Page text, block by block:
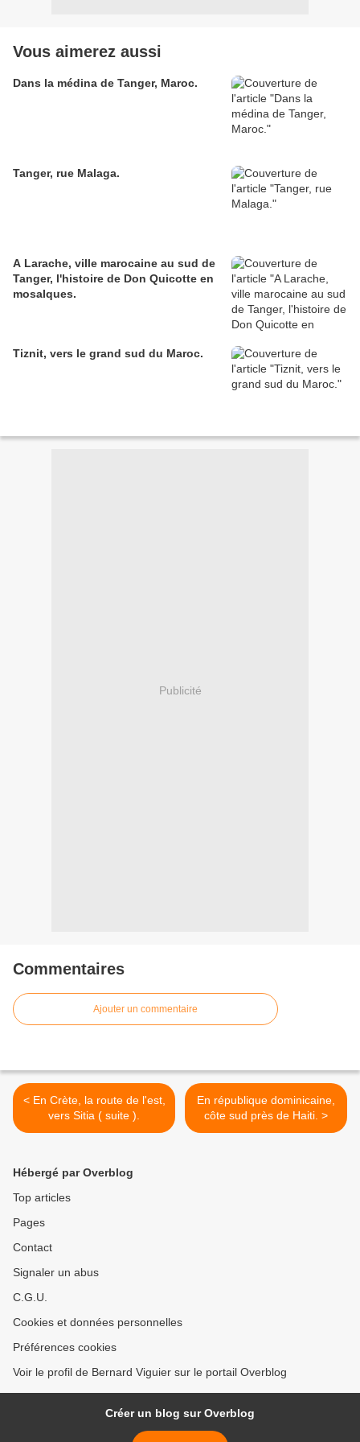
Vous aimerez aussi
Dans la médina de Tanger, Maroc.
Tanger, rue Malaga.
A Larache, ville marocaine au sud de
Tanger, l'histoire de Don Quicotte en
mosaIques.
Tiznit, vers le grand sud du Maroc.
Publicité
Commentaires
Ajouter un commentaire
< En Crète, la route de l'est,
vers Sitia ( suite ).
En république dominicaine,
côte sud près de Haiti. >
Hébergé par Overblog
Top articles
Pages
Contact
Signaler un abus
C.G.U.
Cookies et données personnelles
Préférences cookies
Voir le profil de Bernard Viguier sur le portail Overblog
Créer un blog sur Overblog